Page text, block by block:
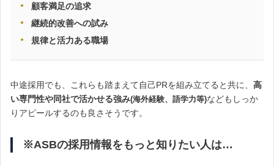
顧客満足の追求
継続的改善への試み
規律と活力ある職場
中途採用でも、これらも踏まえて自己PRを組み立てると共に、 高
い専門性や同社で活かせる強み(海外経験、語学力等)などもしっか
りアピールするのも良さそうです。
※ASBの採用情報をもっと知りたい人は…